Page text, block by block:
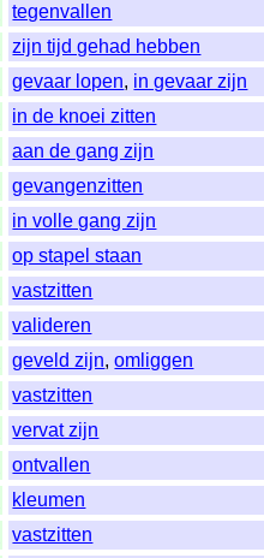
tegenvallen
zijn tijd gehad hebben
gevaar lopen, in gevaar zijn
in de knoei zitten
aan de gang zijn
gevangenzitten
in volle gang zijn
op stapel staan
vastzitten
valideren
geveld zijn,omliggen
vastzitten
vervat zijn
ontvallen
kleumen
vastzitten